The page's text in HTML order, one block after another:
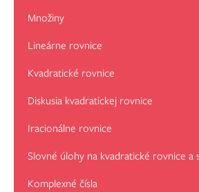
Množiny
Lineárne rovnice
Kvadratické rovnice
Diskusia kvadratickej rovnice
Iracionálne rovnice
Slovné úlohy na kvadratické rovnice a
Komplexné čísla